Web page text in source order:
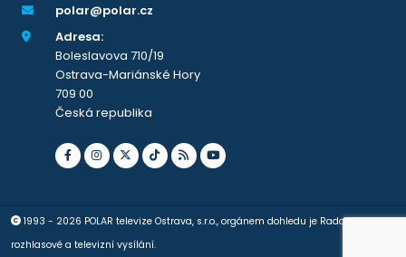
polar@polar.cz
Adresa:
Boleslavova 710/19
Ostrava-Mariánské Hory
709 00
Česká republika
1993 - 2026 POLAR televize Ostrava, s.r.o., orgánem dohledu je Rada pro
rozhlasové a televizní vysílání.